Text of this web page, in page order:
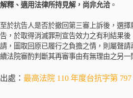
解釋、適用法律所持見解，尚非允洽。
至於抗告人是否於撤回第三審上訴後，選
告，於取得消滅罪刑宣告效力之有利結果
請，圖取回原已履行之負擔之情，則屬聲
續法院審酌判斷其再審事由有無理由之另一
出處： 最高法院 110 年度台抗字第